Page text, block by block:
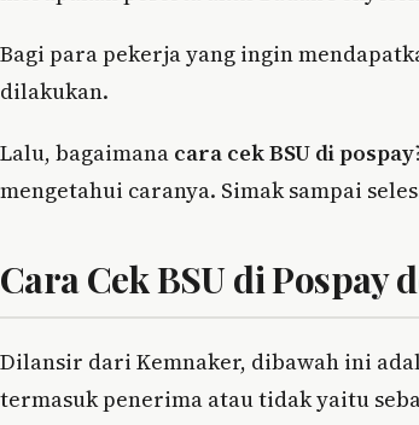
Bagi para pekerja yang ingin
dilakukan.
Lalu, bagaimana cara cek BSU di pospay
mengetahui caranya. Simak sampai
Cara Cek BSU di Pospay
Dilansir dari Kemnaker, dibawah ini
termasuk penerima atau tidak yaitu